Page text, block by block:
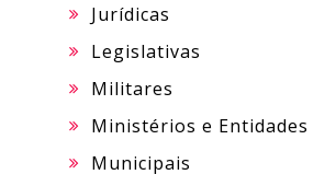
Jurídicas
Legislativas
Militares
Ministérios e Entidades
Municipais